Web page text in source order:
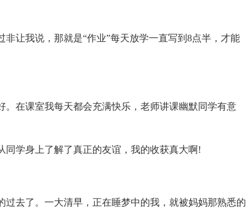
让我说，那就是“作业”每天放学一直写到8点半，才能
。在课室我每天都会充满快乐，老师讲课幽默同学有意
同学身上了解了真正的友谊，我的收获真大啊!
去了。一大清早，正在睡梦中的我，就被妈妈那熟悉的